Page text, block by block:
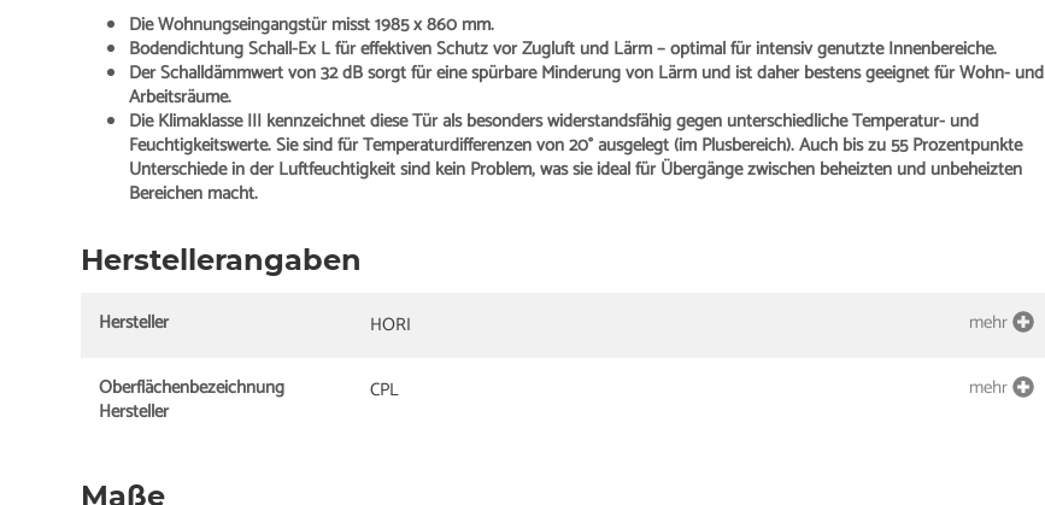
Die Wohnungseingangstür misst 1985 x 860 mm.
Bodendichtung Schall-Ex L für effektiven Schutz vor Zugluft und Lärm – optimal für intensiv genutzte Innenbereiche.
Der Schalldämmwert von 32 dB sorgt für eine spürbare Minderung von Lärm und ist daher bestens geeignet für Wohn- und
Arbeitsräume.
Die Klimaklasse III kennzeichnet diese Tür als besonders widerstandsfähig gegen unterschiedliche Temperatur- und
Feuchtigkeitswerte. Sie sind für Temperaturdifferenzen von 20° ausgelegt (im Plusbereich). Auch bis zu 55 Prozentpunkte
Unterschiede in der Luftfeuchtigkeit sind kein Problem, was sie ideal für Übergänge zwischen beheizten und unbeheizten
Bereichen macht.
Herstellerangaben
Hersteller HORI mehr
Oberflächenbezeichnung
Hersteller
CPL mehr
Maße